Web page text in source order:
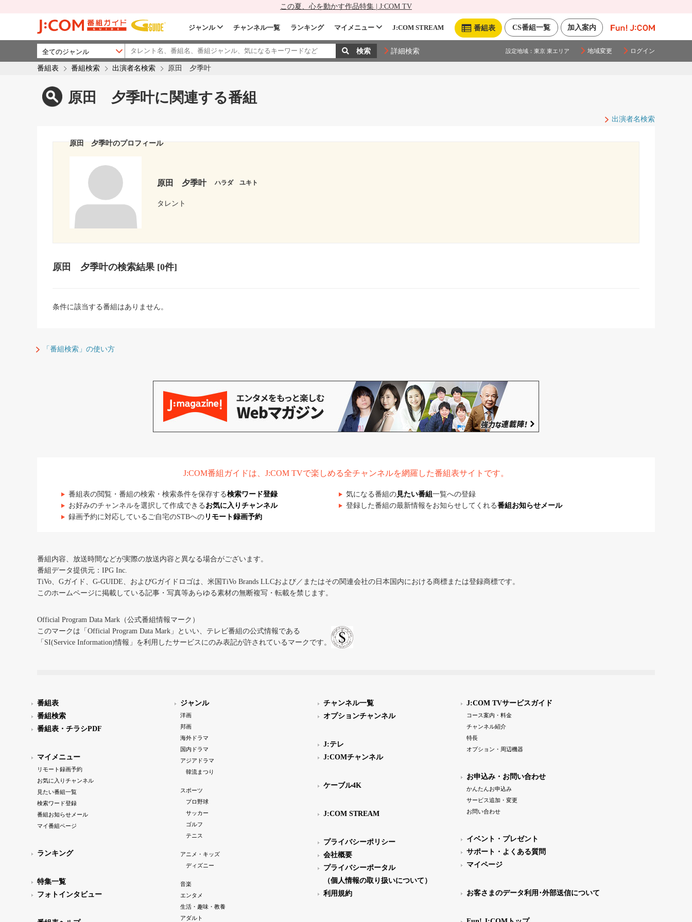
この夏、心を動かす作品特集 | J:COM TV
加入案内
CS番組一覧
番組表
ジャンル チャンネル一覧 ランキング マイメニュー J:COM STREAM
詳細検索 設定地域： 東京 東エリア 地域変更 ログイン
番組表 番組検索 出演者名検索 原田 夕季叶
原田 夕季叶に関連する番組
出演者名検索
原田 夕季叶のプロフィール
原田 夕季叶 ハラダ ユキト
タレント
原田 夕季叶の検索結果[0件]
条件に該当する番組はありません。
「番組検索」の使い方
J:COM番組ガイドは、J:COM TVで楽しめる全チャンネルを網羅した番組表サイトです。
番組表の閲覧・番組の検索・検索条件を保存する検索ワード登録 気になる番組の見たい番組 一覧への登録
お好みのチャンネルを選択して作成できる お気に入りチャンネル 登録した番組の最新情報をお知らせしてくれる番組お知らせメール
録画予約に対応しているご自宅のSTBへの リモート録画予約
番組内容、放送時間などが実際の放送内容と異なる場合がございます。
番組データ提供元：IPG Inc.
TiVo、Gガイド、G-GUIDE、およびGガイドロゴは、米国TiVo Brands LLCおよび／またはその関連会社の日本国内における商標または登録商標です。
このホームページに掲載している記事・写真等あらゆる素材の無断複写・転載を禁じます。
Official Program Data Mark（公式番組情報マーク）
このマークは「Official Program Data Mark」といい、テレビ番組の公式情報である
「SI(Service Information)情報」を利用したサービスにのみ表記が許されているマークです。
番組表
番組検索
番組表・チラシPDF
マイメニュー
リモート録画予約
お気に入りチャンネル
見たい番組一覧
検索ワード登録
番組お知らせメール
マイ番組ページ
ランキング
特集一覧
フォトインタビュー
ジャンル
洋画
邦画
海外ドラマ
国内ドラマ
アジアドラマ
韓流まつり
スポーツ
プロ野球
サッカー
ゴルフ
テニス
アニメ・キッズ
ディズニー
音楽
エンタメ
生活・趣味・教養
アダルト
チャンネル一覧
オプションチャンネル
J:テレ
J:COMチャンネル
ケーブル4K
J:COM STREAM
プライバシーポリシー
会社概要
プライバシーポータル
（個人情報の取り扱いについて）
利用規約
J:COM TVサービスガイド
コース案内・料金
チャンネル紹介
特長
オプション・周辺機器
お申込み・お問い合わせ
かんたんお申込み
サービス追加・変更
お問い合わせ
イベント・プレゼント
サポート・よくある質問
マイページ
お客さまのデータ利用･外部送信について